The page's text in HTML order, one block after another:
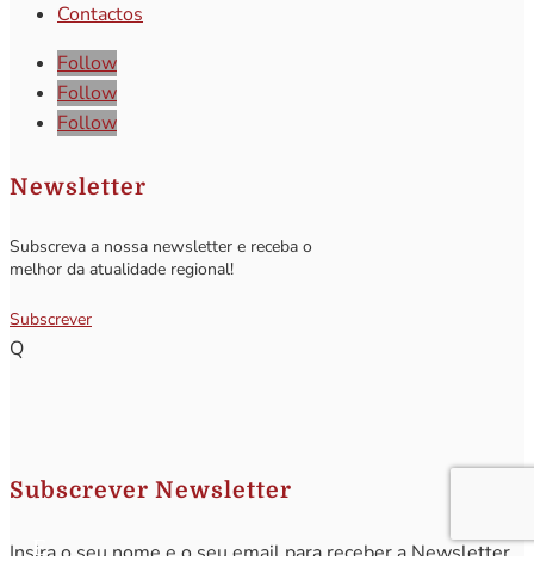
Contactos
Follow
Follow
Follow
Newsletter
Subscreva a nossa newsletter e receba o
melhor da atualidade regional!
Subscrever
Q
Subscrever Newsletter
Insira o seu nome e o seu email para receber a Newsletter.